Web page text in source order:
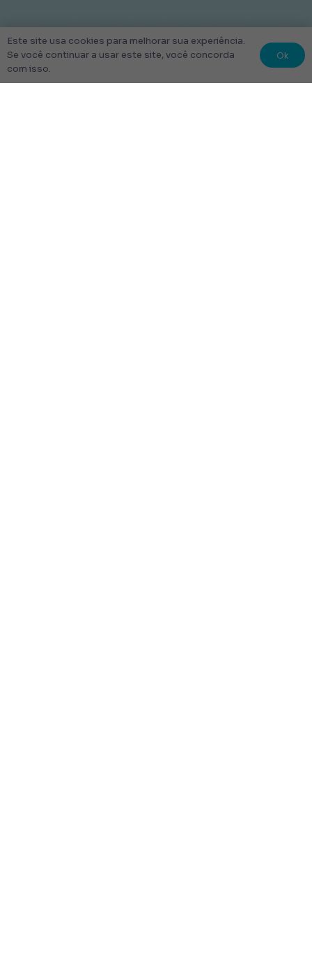
Este site usa cookies para melhorar sua experiência.
Se você continuar a usar este site, você concorda
com isso.
Ok